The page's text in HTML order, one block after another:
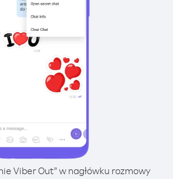
Viber Out” w nagłówku rozmowy